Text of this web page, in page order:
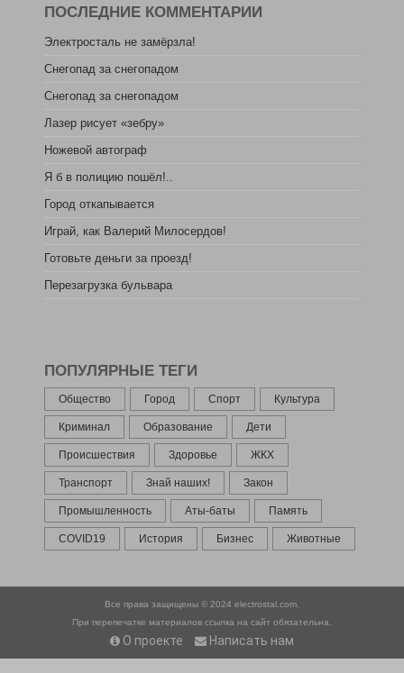
ПОСЛЕДНИЕ КОММЕНТАРИИ
Электросталь не замёрзла!
Снегопад за снегопадом
Снегопад за снегопадом
Лазер рисует «зебру»
Ножевой автограф
Я б в полицию пошёл!..
Город откапывается
Играй, как Валерий Милосердов!
Готовьте деньги за проезд!
Перезагрузка бульвара
ПОПУЛЯРНЫЕ ТЕГИ
Общество Город Спорт Культура
Криминал Образование Дети
Происшествия Здоровье ЖКХ
Транспорт Знай наших! Закон
Промышленность Аты-баты Память
COVID19 История Бизнес Животные
Все права защищены © 2024 electrostal.com.
При перепечатке материалов ссылка на сайт обязательна.
О проекте Написать нам